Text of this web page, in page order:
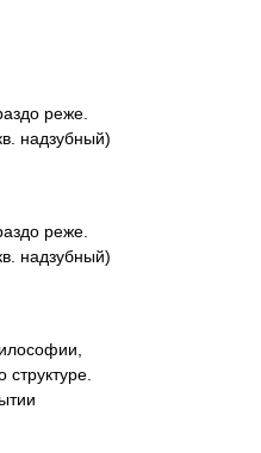
реже.
надзубный)
реже.
надзубный)